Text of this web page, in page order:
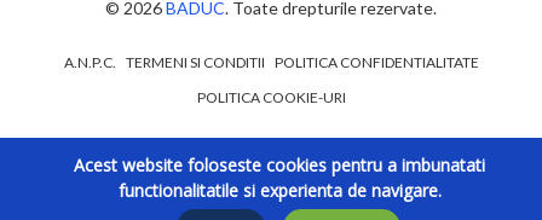
© 2026BADUC. Toate drepturile rezervate.
A.N.P.C. TERMENI SI CONDITII POLITICA CONFIDENTIALITATE
POLITICA COOKIE-URI
Acest website foloseste cookies pentru a imbunatati
functionalitatile si experienta de navigare.